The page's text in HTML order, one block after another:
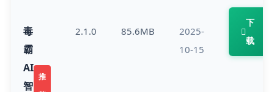
毒
霸
AI
智
推
2.1.0 85.6MB
2025-
10-15
下
载